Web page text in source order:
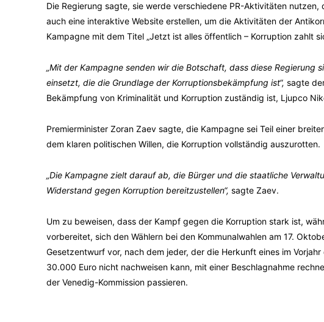
Die Regierung sagte, sie werde verschiedene PR-Aktivitäten
auch eine interaktive Website erstellen, um die Aktivitäten der
Kampagne mit dem Titel „Jetzt ist alles öffentlich – Korruption zahlt
„Mit der Kampagne senden wir die Botschaft, dass diese Regierung
einsetzt, die die Grundlage der Korruptionsbekämpfung ist“, sagte
Bekämpfung von Kriminalität und Korruption zuständig ist, Ljupco
Premierminister Zoran Zaev sagte, die Kampagne sei Teil einer
dem klaren politischen Willen, die Korruption vollständig auszurotten.
„Die Kampagne zielt darauf ab, die Bürger und die staatliche
Widerstand gegen Korruption bereitzustellen“, sagte Zaev.
Um zu beweisen, dass der Kampf gegen die Korruption stark ist,
vorbereitet, sich den Wählern bei den Kommunalwahlen am 17.
Gesetzentwurf vor, nach dem jeder, der die Herkunft eines im
30.000 Euro nicht nachweisen kann, mit einer Beschlagnahme
der Venedig-Kommission passieren.